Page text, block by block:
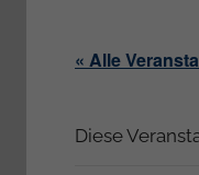
« Alle
Diese